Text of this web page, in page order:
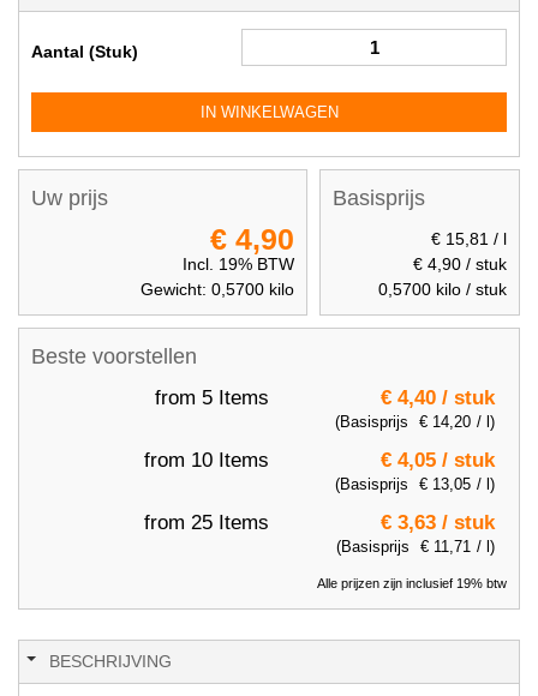
Aantal (Stuk)
IN WINKELWAGEN
Beste voorstellen
from 5 Items € 4,40 / stuk
(Basisprijs € 14,20 / l)
from 10 Items € 4,05 / stuk
(Basisprijs € 13,05 / l)
from 25 Items € 3,63 / stuk
(Basisprijs € 11,71 / l)
Alle prijzen zijn inclusief 19% btw
Basisprijs
€ 15,81 / l
€ 4,90/ stuk
0,5700 kilo / stuk
Uw prijs
€ 4,90
Incl. 19% BTW
Gewicht: 0,5700kilo
BESCHRIJVING